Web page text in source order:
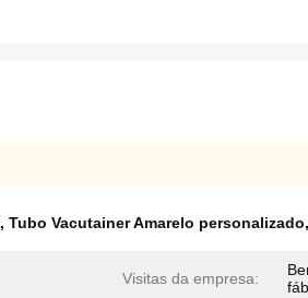
, Tubo Vacutainer Amarelo personalizado,
Visitas da empresa: